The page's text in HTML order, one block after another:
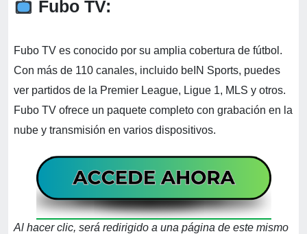
Fubo TV:
Fubo TV es conocido por su amplia cobertura de fútbol.
Con más de 110 canales, incluido beIN Sports, puedes
ver partidos de la Premier League, Ligue 1, MLS y otros.
Fubo TV ofrece un paquete completo con grabación en la
nube y transmisión en varios dispositivos.
Al hacer clic, será redirigido a una página de este mismo